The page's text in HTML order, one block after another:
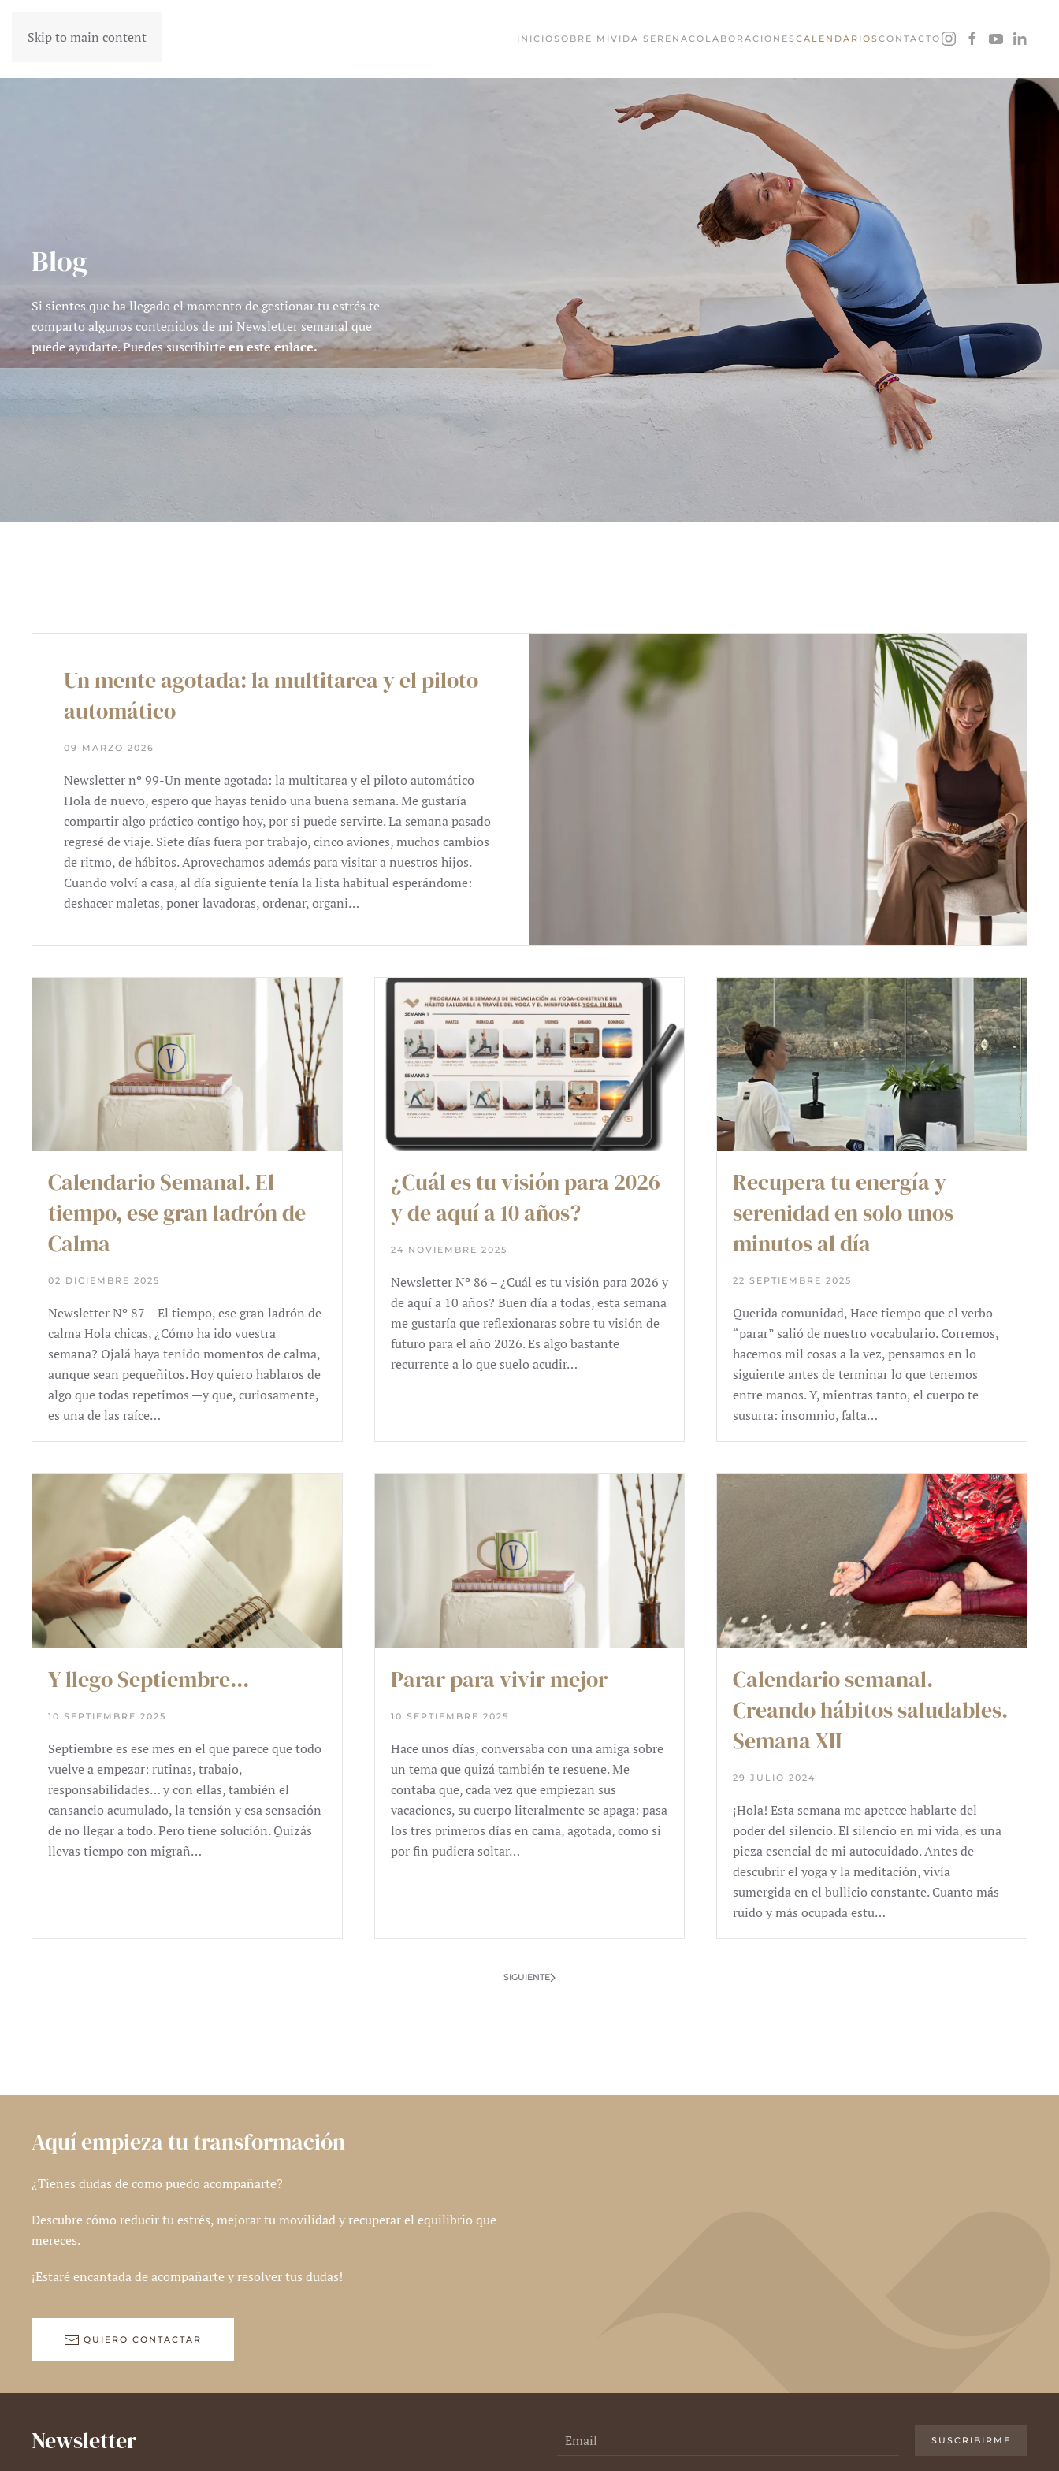
Skip to main content INICIOSOBRE MIVIDA SERENACOLABORACIONESCALENDARIOSCONTACTO
Blog
Si sientes que ha llegado el momento de gestionar tu estrés te
comparto algunos contenidos de mi Newsletter semanal que
puede ayudarte.Puedes suscribirteen este enlace.
Un mente agotada: la multitarea y el piloto
automático
09 MARZO 2026
Newsletter nº 99-Un mente agotada: la multitarea y el piloto automático
Hola de nuevo​, espero que hayas tenido una buena semana. Me gustaría
compartir algo práctico contigo hoy, por si puede servirte. La semana pasado
regresé de viaje. Siete días fuera por trabajo, cinco aviones, muchos cambios
de ritmo, de hábitos. Aprovechamos además para visitar a nuestros hijos.
Cuando volví a casa, al día siguiente tenía la lista habitual esperándome:
deshacer maletas, poner lavadoras, ordenar, organi…
Calendario Semanal. El
tiempo, ese gran ladrón de
Calma
02 DICIEMBRE 2025
Newsletter Nº 87 – El tiempo, ese gran ladrón de
calma Hola chicas, ¿Cómo ha ido vuestra
semana? Ojalá haya tenido momentos de calma,
aunque sean pequeñitos. Hoy quiero hablaros de
algo que todas repetimos —y que, curiosamente,
es una de las raíce…
¿Cuál es tu visión para 2026
y de aquí a 10 años?
24 NOVIEMBRE 2025
Newsletter Nº 86 – ¿Cuál es tu visión para 2026 y
de aquí a 10 años? Buen día a todas​, esta semana
me gustaría que reflexionaras sobre tu visión de
futuro para el año 2026. Es algo bastante
recurrente a lo que suelo acudir…
Recupera tu energía y
serenidad en solo unos
minutos al día
22 SEPTIEMBRE 2025
Querida comunidad, Hace tiempo que el verbo
“parar” salió de nuestro vocabulario. Corremos,
hacemos mil cosas a la vez, pensamos en lo
siguiente antes de terminar lo que tenemos
entre manos. Y, mientras tanto, el cuerpo te
susurra: insomnio, falta…
Y llego Septiembre...
10 SEPTIEMBRE 2025
Septiembre es ese mes en el que parece que todo
vuelve a empezar: rutinas, trabajo,
responsabilidades… y con ellas, también el
cansancio acumulado, la tensión y esa sensación
de no llegar a todo. Pero tiene solución. Quizás
llevas tiempo con migrañ…
Parar para vivir mejor
10 SEPTIEMBRE 2025
Hace unos días, conversaba con una amiga sobre
un tema que quizá también te resuene. Me
contaba que, cada vez que empiezan sus
vacaciones, su cuerpo literalmente se apaga: pasa
los tres primeros días en cama, agotada, como si
por fin pudiera soltar…
Calendario semanal.
Creando hábitos saludables.
Semana XII
29 JULIO 2024
¡Hola! Esta semana me apetece hablarte del
poder del silencio. El silencio en mi vida, es una
pieza esencial de mi autocuidado. Antes de
descubrir el yoga y la meditación, vivía
sumergida en el bullicio constante. Cuanto más
ruido y más ocupada estu…
SIGUIENTE
Aquí empieza tu transformación
¿Tienes dudas de como puedo acompañarte?
Descubre cómo reducir tu estrés, mejorar tu movilidad y recuperar el equilibrio que
mereces.
¡Estaré encantada de acompañarte y resolver tus dudas!
QUIERO CONTACTAR
Newsletter SUSCRIBIRME